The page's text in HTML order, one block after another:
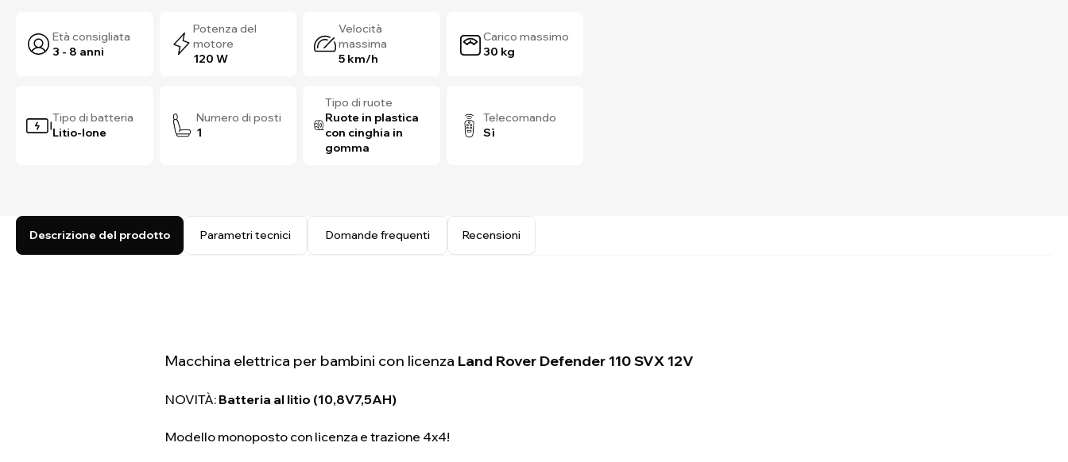
Età consigliata
3 - 8 anni
Potenza del
motore
120 W
Velocità
massima
5 km/h
Carico massimo
30 kg
Tipo di batteria
Litio-Ione
Numero di posti
1
Tipo di ruote
Ruote in plastica
con cinghia in
gomma
Telecomando
Sì
Descrizione del prodotto Parametri tecnici Domande frequenti Recensioni
Macchina elettrica per bambini con licenza Land Rover Defender 110 SVX 12V
NOVITÀ: Batteria al litio (10,8V7,5AH)
Modello monoposto con licenza e trazione 4x4!